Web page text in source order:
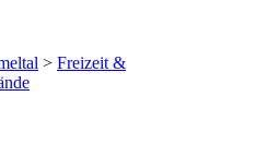
> Freizeit &